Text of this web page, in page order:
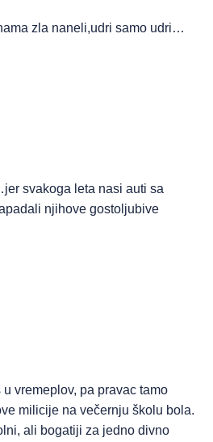
zla naneli,udri samo udri…
svakoga leta nasi auti sa
njihove gostoljubive
vremeplov, pa pravac tamo
milicije na večernju školu bola.
ali bogatiji za jedno divno